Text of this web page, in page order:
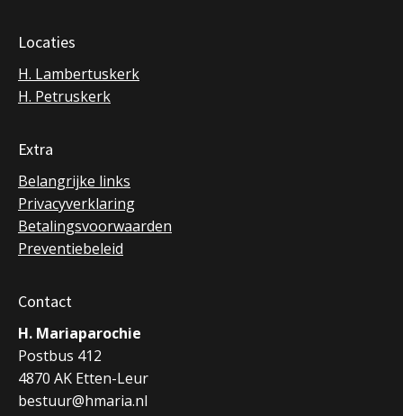
Locaties
H. Lambertuskerk
H. Petruskerk
Extra
Belangrijke links
Privacyverklaring
Betalingsvoorwaarden
Preventiebeleid
Contact
H. Mariaparochie
Postbus 412
4870 AK Etten-Leur
bestuur@hmaria.nl